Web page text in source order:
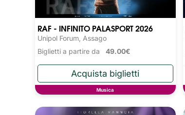
RAF - INFINITO PALASPORT 2026
Unipol Forum, Assago
Biglietti a partire da 49.00€
Musica